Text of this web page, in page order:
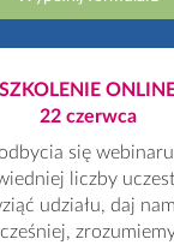
SZKOLENIE
22 czerwca
się
liczby
udziału, daj